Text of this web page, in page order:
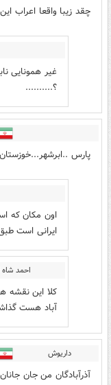
چقد زیبا واقعا اعراب
غیر همونایی
؟..........
پارس
اون مکان که
ایرانی است
احمد شاه
کلا این نقشه
آباد هست
داریوش
آذرآبادگان من جان